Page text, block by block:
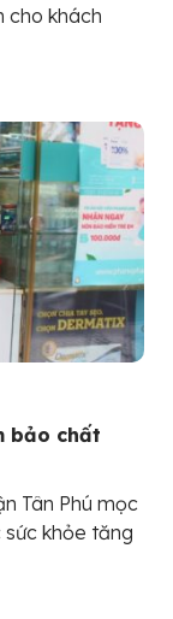
cho khách
bảo chất
Tân Phú mọc
sức khỏe tăng